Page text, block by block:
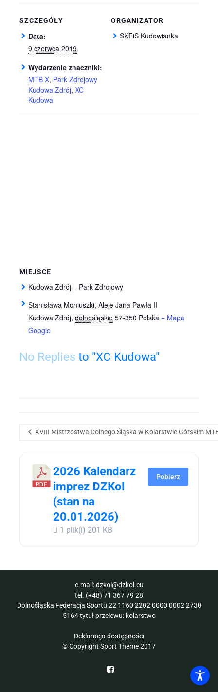
SZCZEGÓŁY
Data:
9 czerwca 2019
Wydarzenie znaczniki:
MTB X, Park Zdrojowy
Kudowa Zdrój, XC
Kudowa
ORGANIZATOR
SKFiS Kudowianka
MIEJSCE
Kudowa Zdrój – Park Zdrojowy
Stanisława Moniuszki, Aleje Jana Pawła II
Kudowa Zdrój, dolnośląskie 57-350 Polska + Mapa
Google
No Replies to "XC Kudowa"
XVIII Mistrzostwa Dolnego Śląska w Kolarstwie Górskim
2026 Kalendarz
imprez DZKol
(stan na
20.01.2026)
1 plik(i) 201 KB
Pobierz
e-mail:dzkol@dzkol.eu
tel. (+48) 71 367 79 28
Dolnośląska Federacja Sportu 22 1160 2202 0000 0002 2730
5164 tytuł przelewu: kolarstwo
Deklaracja dostępności
© Copyright Sport Theme 2017